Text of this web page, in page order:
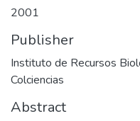
2001
Publisher
Instituto de Recursos
Colciencias
Abstract